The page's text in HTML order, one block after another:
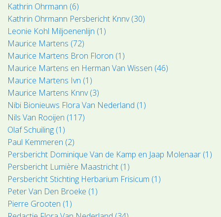
Kathrin Ohrmann (6)
Kathrin Ohrmann Persbericht Knnv (30)
Leonie Kohl Miljoenenlijn (1)
Maurice Martens (72)
Maurice Martens Bron Floron (1)
Maurice Martens en Herman Van Wissen (46)
Maurice Martens Ivn (1)
Maurice Martens Knnv (3)
Nibi Bionieuws Flora Van Nederland (1)
Nils Van Rooijen (117)
Olaf Schuiling (1)
Paul Kemmeren (2)
Persbericht Dominique Van de Kamp en Jaap Molenaar (1)
Persbericht Lumière Maastricht (1)
Persbericht Stichting Herbarium Frisicum (1)
Peter Van Den Broeke (1)
Pierre Grooten (1)